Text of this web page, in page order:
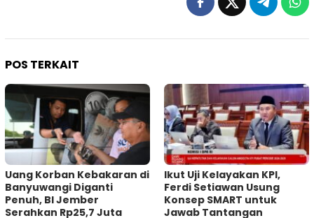
POS TERKAIT
Uang Korban Kebakaran di
Banyuwangi Diganti
Penuh, BI Jember
Serahkan Rp25,7 Juta
Ikut Uji Kelayakan KPI,
Ferdi Setiawan Usung
Konsep SMART untuk
Jawab Tantangan